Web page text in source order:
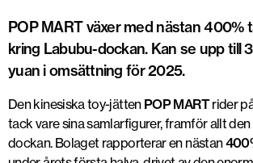
POP MART växer med nästan 400%
kring Labubu-dockan. Kan se upp till
yuan i omsättning för 2025.
Den kinesiska toy-jätten POP MARTrider
tack vare sina samlarfigurer, framför allt
dockan. Bolaget rapporterar en nästan